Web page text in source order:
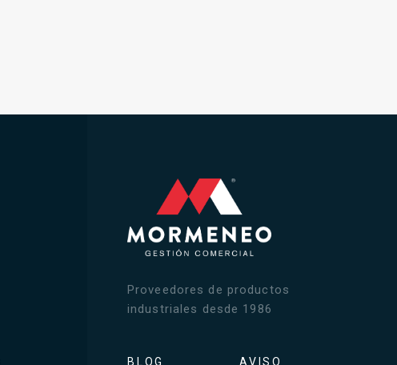
Proveedores de productos
industriales desde 1986
BLOG AVISO